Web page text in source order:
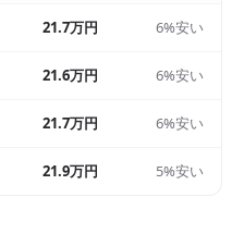
21.7万円 6%安い
21.6万円 6%安い
21.7万円 6%安い
21.9万円 5%安い